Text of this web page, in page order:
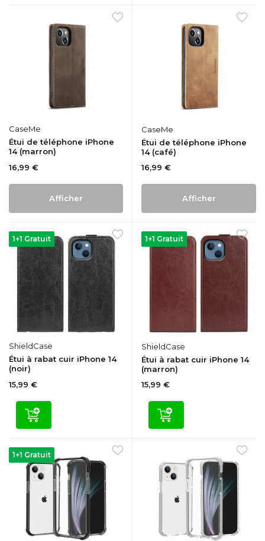
CaseMe
Étui de téléphone iPhone
14 (marron)
16,99 €
Afficher
CaseMe
Étui de téléphone iPhone
14 (café)
16,99 €
Afficher
1+1 Gratuit
ShieldCase
Étui à rabat cuir iPhone 14
(noir)
15,99 €
1+1 Gratuit
ShieldCase
Étui à rabat cuir iPhone 14
(marron)
15,99 €
1+1 Gratuit